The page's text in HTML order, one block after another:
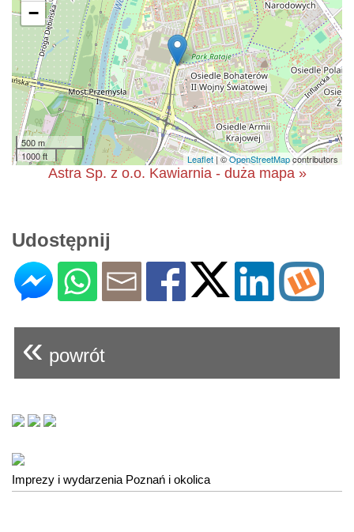
−
500 m
1000 ft
Leaflet | ©OpenStreetMapcontributors
Astra Sp. z o.o. Kawiarnia - duża mapa »
Udostępnij
« powrót
Imprezy i wydarzenia Poznań i okolica